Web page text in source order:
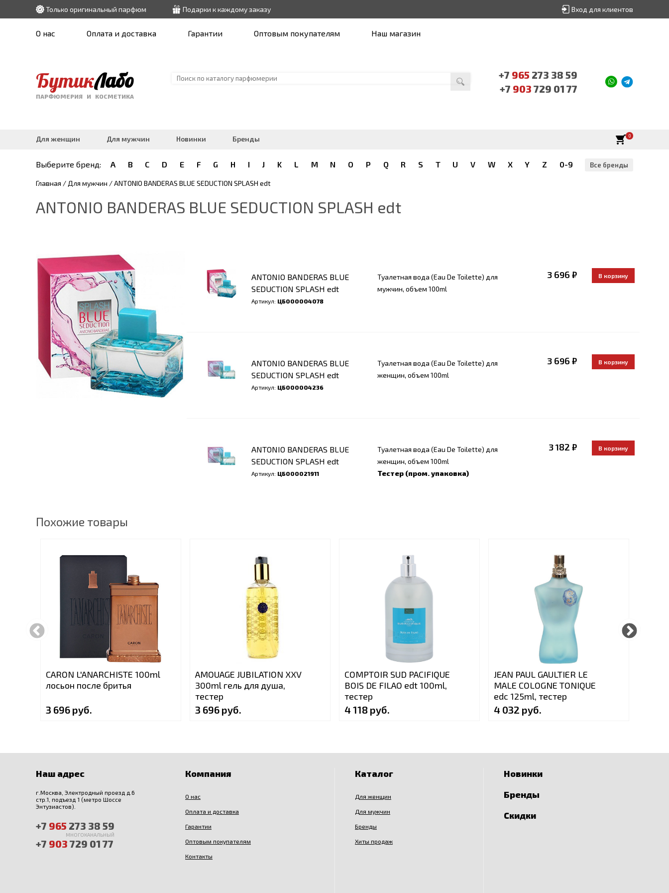
Только оригинальный парфюм Подарки к каждому заказу Вход для клиентов
О нас Оплата и доставка Гарантии Оптовым покупателям Наш магазин
БутикЛабо
ПАРФЮМЕРИЯ И КОСМЕТИКА
+7 965 273 38 59
+7 903 729 01 77
Для женщин Для мужчин Новинки Бренды 0
Выберите бренд: A B C D E F G H I J K L M N O P Q R S T U V W X Y Z 0-9 Все бренды
Главная / Для мужчин / ANTONIO BANDERAS BLUE SEDUCTION SPLASH edt
ANTONIO BANDERAS BLUE SEDUCTION SPLASH edt
ANTONIO BANDERAS BLUE
SEDUCTION SPLASH edt
Артикул: ЦБ000004078
Туалетная вода (Eau De Toilette) для
мужчин, объем 100ml
3 696 ₽
ANTONIO BANDERAS BLUE
SEDUCTION SPLASH edt
Артикул: ЦБ000004236
Туалетная вода (Eau De Toilette) для
женщин, объем 100ml
3 696 ₽
ANTONIO BANDERAS BLUE
SEDUCTION SPLASH edt
Артикул: ЦБ000021911
Туалетная вода (Eau De Toilette) для
женщин, объем 100ml
Тестер (пром. упаковка)
3 182 ₽
Похожие товары
CARON L'ANARCHISTE 100ml
лосьон после бритья
3 696 руб.
AMOUAGE JUBILATION XXV
300ml гель для душа,
тестер
3 696 руб.
COMPTOIR SUD PACIFIQUE
BOIS DE FILAO edt 100ml,
тестер
4 118 руб.
JEAN PAUL GAULTIER LE
MALE COLOGNE TONIQUE
edc 125ml, тестер
4 032 руб.
Наш адрес
г.Москва, Электродный проезд д.6
стр.1, подъезд 1 (метро Шоссе
Энтузиастов).
+7 965 273 38 59
МНОГОКАНАЛЬНЫЙ
+7 903 729 01 77
Компания
О нас
Оплата и доставка
Гарантии
Оптовым покупателям
Контакты
Каталог
Для женщин
Для мужчин
Бренды
Хиты продаж
Новинки
Бренды
Скидки